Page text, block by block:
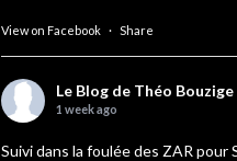
View on Facebook · Share
Le Blog de Théo Bouzige
1 week ago
Suivi dans la foulée des ZAR pour